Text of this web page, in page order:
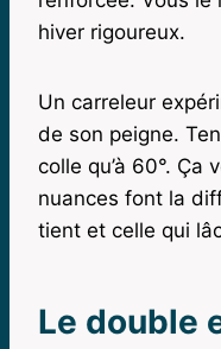
hiver rigoureux.
Un carreleur
de son peigne.
colle qu’à 60°. Ça
nuances font la
tient et celle qui
Le double